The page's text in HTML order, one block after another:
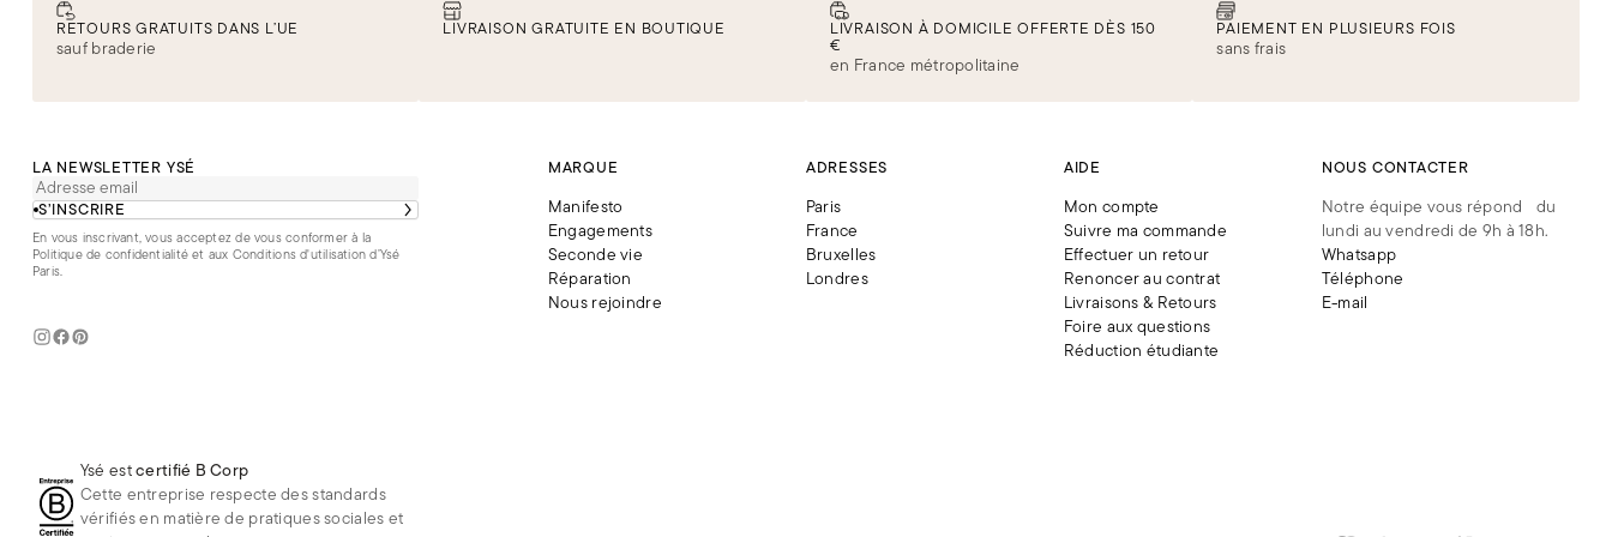
RETOURS GRATUITS DANS L’UE
sauf braderie
LIVRAISON GRATUITE EN BOUTIQUE LIVRAISON À DOMICILE OFFERTE DÈS 150
€
en France métropolitaine
PAIEMENT EN PLUSIEURS FOIS
sans frais
LA NEWSLETTER YSÉ
S’INSCRIRE
En vous inscrivant, vous acceptez de vous conformer à la
Politique de confidentialitéet aux Conditions d'utilisation d’Ysé
Paris.
MARQUE
Manifesto
Engagements
Seconde vie
Réparation
Nous rejoindre
ADRESSES
Paris
France
Bruxelles
Londres
AIDE
Mon compte
Suivre ma commande
Effectuer un retour
Renoncer au contrat
Livraisons & Retours
Foire aux questions
Réduction étudiante
NOUS CONTACTER
Notre équipe vous répond du
lundi au vendredi de 9h à 18h.
Whatsapp
Téléphone
E-mail
Ysé estcertifié B Corp
Cette entreprise respecte des standards
vérifiés en matière de pratiques sociales et